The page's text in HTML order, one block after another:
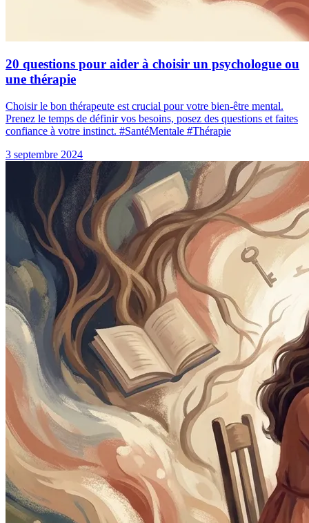
20 questions pour aider à choisir un psychologue ou
une thérapie
Choisir le bon thérapeute est crucial pour votre bien-être mental.
Prenez le temps de définir vos besoins, posez des questions et faites
confiance à votre instinct. #SantéMentale #Thérapie
3 septembre 2024